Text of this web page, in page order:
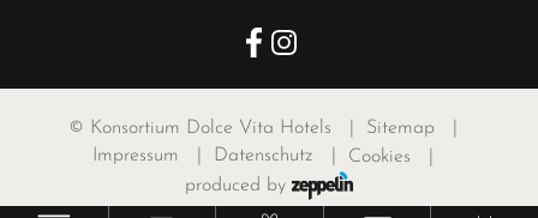
© Konsortium Dolce Vita Hotels Sitemap
Impressum
Datenschutz Cookies
produced by